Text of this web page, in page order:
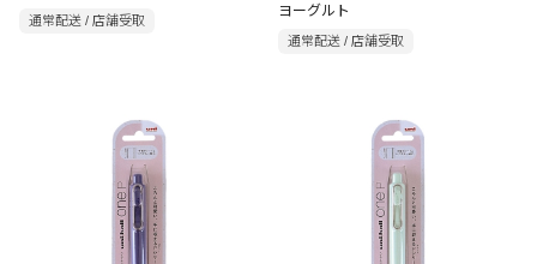
通常配送 / 店舗受取
ヨーグルト
通常配送 / 店舗受取